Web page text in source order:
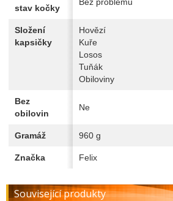
stav kočky
Složení
kapsičky
Hovězí
Kuře
Losos
Tuňák
Obiloviny
Bez
obilovin
Ne
Gramáž 960 g
Značka Felix
Související produkty